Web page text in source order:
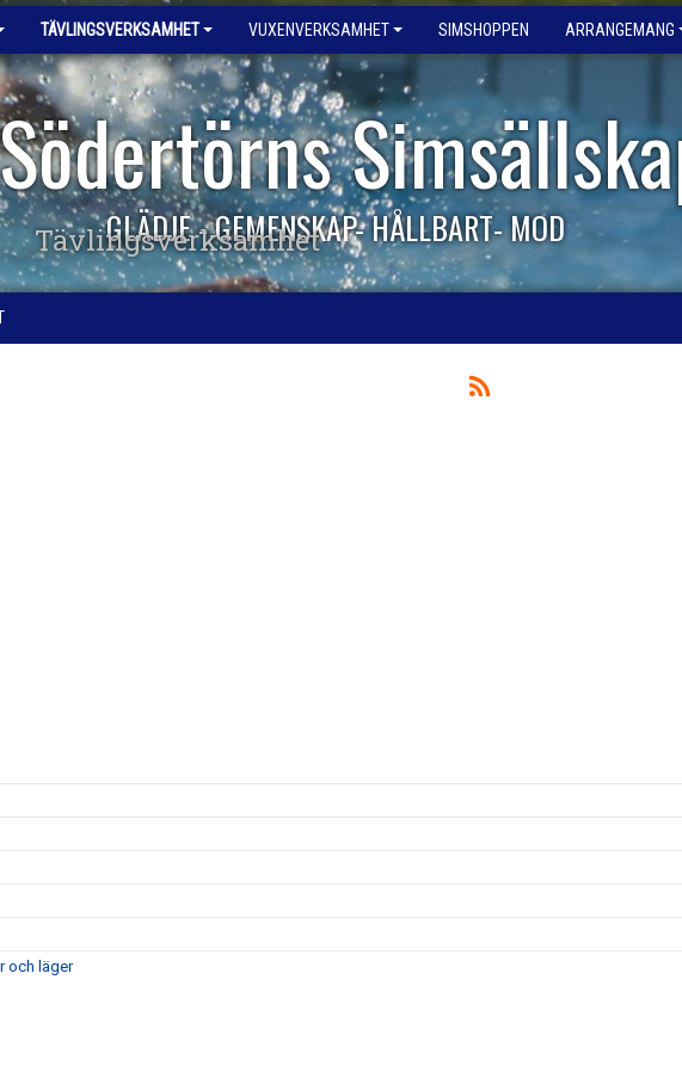
TÄVLINGSVERKSAMHET VUXENVERKSAMHET SIMSHOPPEN ARRANGEMANG
Södertörns
GLÄDJE - GEMENSKAP- HÅLLBART- MOD
Tävlingsverksamhet
och läger